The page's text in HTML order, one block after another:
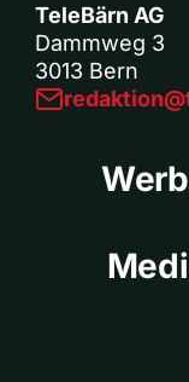
TeleBärn AG
Dammweg 3
3013 Bern